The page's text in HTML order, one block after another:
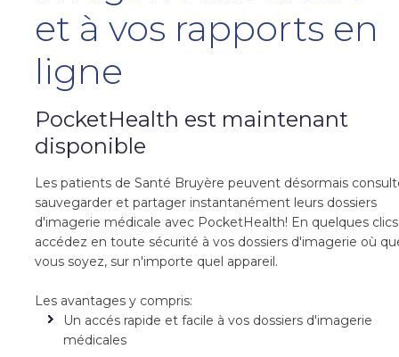
et à vos rapports en
ligne
PocketHealth est maintenant
disponible
Les patients de Santé Bruyère peuvent désormais
sauvegarder et partager instantanément leurs dossiers
d'imagerie médicale avec PocketHealth! En quelques
accédez en toute sécurité à vos dossiers d'imagerie où
vous soyez, sur n'importe quel appareil.
Les avantages y compris:
Un accés rapide et facile à vos dossiers d'imagerie
médicales